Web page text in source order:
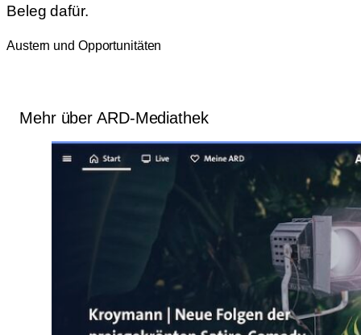
Beleg dafür.
Austern und Opportunitäten
Mehr über ARD-Mediathek